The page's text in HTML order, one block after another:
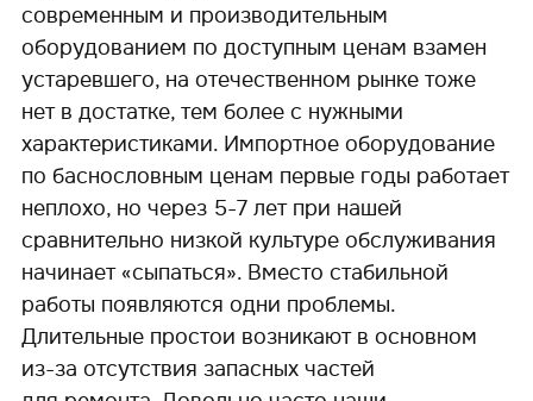
современным и производительным
оборудованием по доступным ценам взамен
устаревшего, на отечественном рынке тоже
нет в достатке, тем более с нужными
характеристиками. Импортное оборудование
по баснословным ценам первые годы работает
неплохо, но через 5-7 лет при нашей
сравнительно низкой культуре обслуживания
начинает «сыпаться». Вместо стабильной
работы появляются одни проблемы.
Длительные простои возникают в основном
из-за отсутствия запасных частей